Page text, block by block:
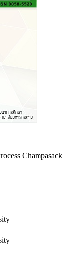
Champasack